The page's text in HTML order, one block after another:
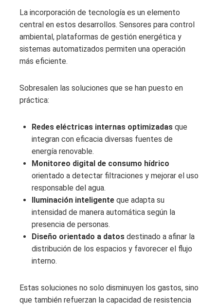
La incorporación de tecnología es un elemento
central en estos desarrollos. Sensores para control
ambiental, plataformas de gestión energética y
sistemas automatizados permiten una operación
más eficiente.
Sobresalen las soluciones que se han puesto en
práctica:
Redes eléctricas internas optimizadas que
integran con eficacia diversas fuentes de
energía renovable.
Monitoreo digital de consumo hídrico
orientado a detectar filtraciones y mejorar el uso
responsable del agua.
Iluminación inteligente que adapta su
intensidad de manera automática según la
presencia de personas.
Diseño orientado a datos destinado a afinar la
distribución de los espacios y favorecer el flujo
interno.
Estas soluciones no solo disminuyen los gastos, sino
que también refuerzan la capacidad de resistencia